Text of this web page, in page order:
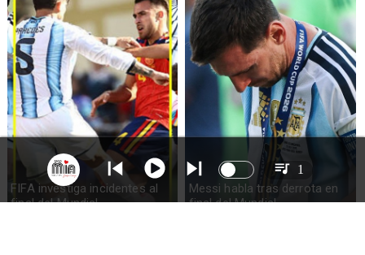
FIFA investiga incidentes al
final del Mundial
Messi habla tras derrota en
final del Mundial
1